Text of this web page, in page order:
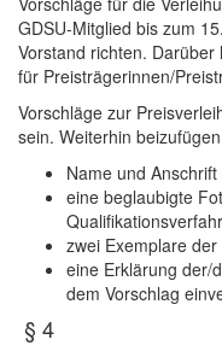
GDSU-Mitglied bis zum
Vorstand richten.
für Preisträgerinnen/
Vorschläge zur
sein. Weiterhin
Name und
eine beglaubigte
zwei Exemplare
eine Erklärung der/
dem Vorschlag
§ 4